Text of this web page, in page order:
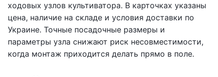
ходовых узлов культиватора. В карточках указаны
цена, наличие на складе и условия доставки по
Украине. Точные посадочные размеры и
параметры узла снижают риск несовместимости,
когда монтаж приходится делать прямо в поле.